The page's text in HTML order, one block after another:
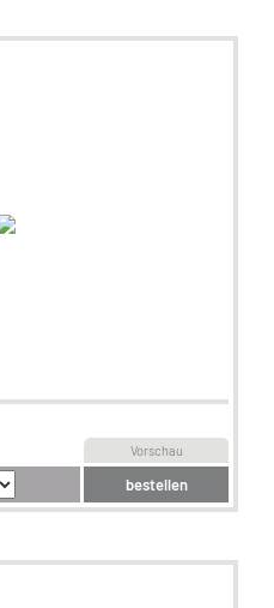
Vorschau
bestellen